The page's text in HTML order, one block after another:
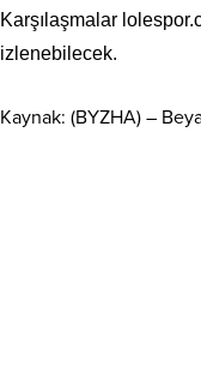
Karşılaşmalar
izlenebilecek.
Kaynak: (BYZHA) –